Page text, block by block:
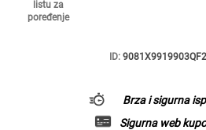
listu za
poređenje
ID:
Brza i sigurna
Sigurna web